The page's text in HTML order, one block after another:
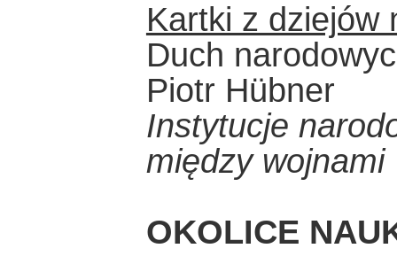
Kartki z dziejów
Duch
Piotr Hübner
Instytucje
między wojnami
OKOLICE